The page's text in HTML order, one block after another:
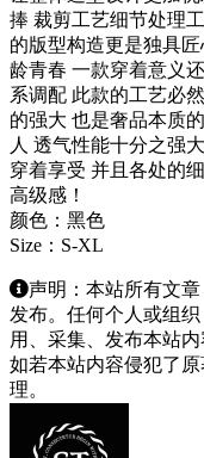
捧 裁剪工艺细节处理
的版型构造更是独具
龄青春 一款穿着意义
系调配 此款的工艺必
的强大 也是奢品本质
人 透气性能十分之强
穿着享受 并且各处的
高级感！
颜色：黑色
Size：S-XL
声明：本站所有文
发布。任何个人或组
用、采集、发布本站
如若本站内容侵犯了
理。